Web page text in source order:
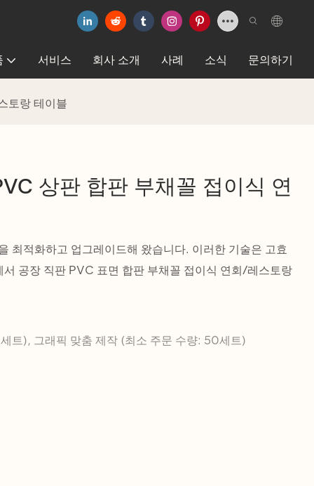
서비스 회사 소개 사례 소식 문의하기
토랑 테이블
상판 합판 부채꼴 접이식 연
최적화하고 업그레이드해 왔습니다. 이러한 기술은 고효
공장 직판 PVC 표면 합판 부채꼴 접이식 연회/레스토랑
트), 그래픽 맞춤 제작 (최소 주문 수량: 50세트)